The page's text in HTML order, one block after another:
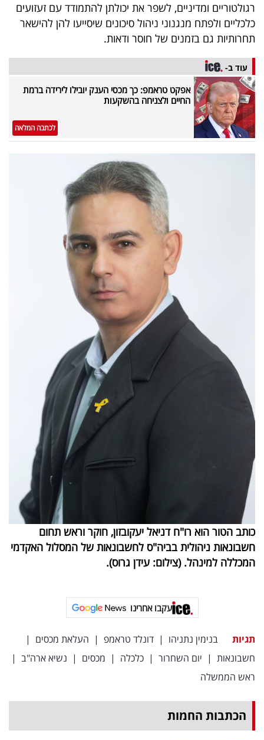
רגולטוריים ומדיניים, לשפר את יכולתן להתמודד עם זעזועים
כלכליים ולפתח מנגנוני ניהול סיכונים שיסייעו להן להישאר
תחרותיות גם בזמנים של חוסר ודאות.
עוד ב-
אפקט טראמפ: כך מכסי הענק יובילו לירידה ברמת
החיים ולצניחה בהשקעות
לכתבה המלאה
כותב הטור הוא רו"ח דניאל יעקובזון, חוקר וראש תחום
חשבונאות ניהולית בביה"ס לחשבונאות של המסלול האקדמי
המכללה למינהל. (צילום: עידן גרוס).
עקבו אחרינו
תגיות בנימין נתניהו | דונלד טראמפ | העלאת מכסים |
חשבונאות | יום השחרור | כלכלה | מכסים | נשיא ארה"ב |
ראש הממשלה
הכתבות החמות